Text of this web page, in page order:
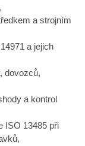
a strojním
a jejich
dovozců,
a kontrol
ISO 13485 při